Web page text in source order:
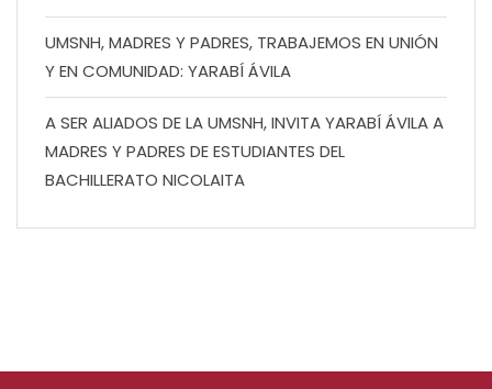
UMSNH, MADRES Y PADRES, TRABAJEMOS EN UNIÓN
Y EN COMUNIDAD: YARABÍ ÁVILA
A SER ALIADOS DE LA UMSNH, INVITA YARABÍ ÁVILA A
MADRES Y PADRES DE ESTUDIANTES DEL
BACHILLERATO NICOLAITA